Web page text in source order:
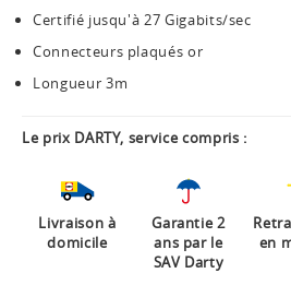
Certifié jusqu'à 27 Gigabits/sec
Connecteurs plaqués or
Longueur 3m
Le prix DARTY, service compris :
Livraison à
domicile
Garantie 2
ans par le
SAV Darty
en